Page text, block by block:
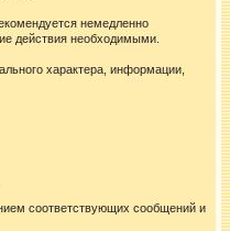
немедленно
действия необходимыми.
характера, информации,
соответствующих сообщений и